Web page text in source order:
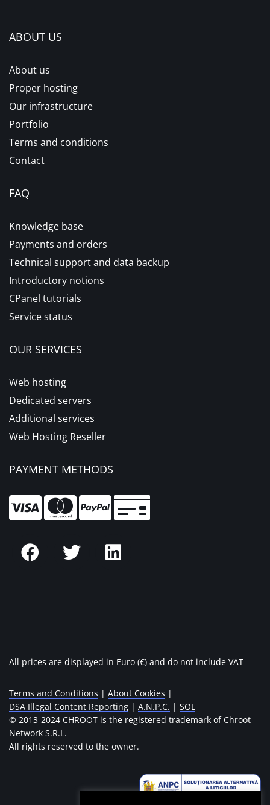
ABOUT US
About us
Proper hosting
Our infrastructure
Portfolio
Terms and conditions
Contact
FAQ
Knowledge base
Payments and orders
Technical support and data backup
Introductory notions
CPanel tutorials
Service status
OUR SERVICES
Web hosting
Dedicated servers
Additional services
Web Hosting Reseller
PAYMENT METHODS
All prices are displayed in Euro (€) and do not include VAT
Terms and Conditions | About Cookies |
DSA Illegal Content Reporting | A.N.P.C. | SOL
© 2013-2024 CHROOT is the registered trademark of Chroot
Network S.R.L.
All rights reserved to the owner.